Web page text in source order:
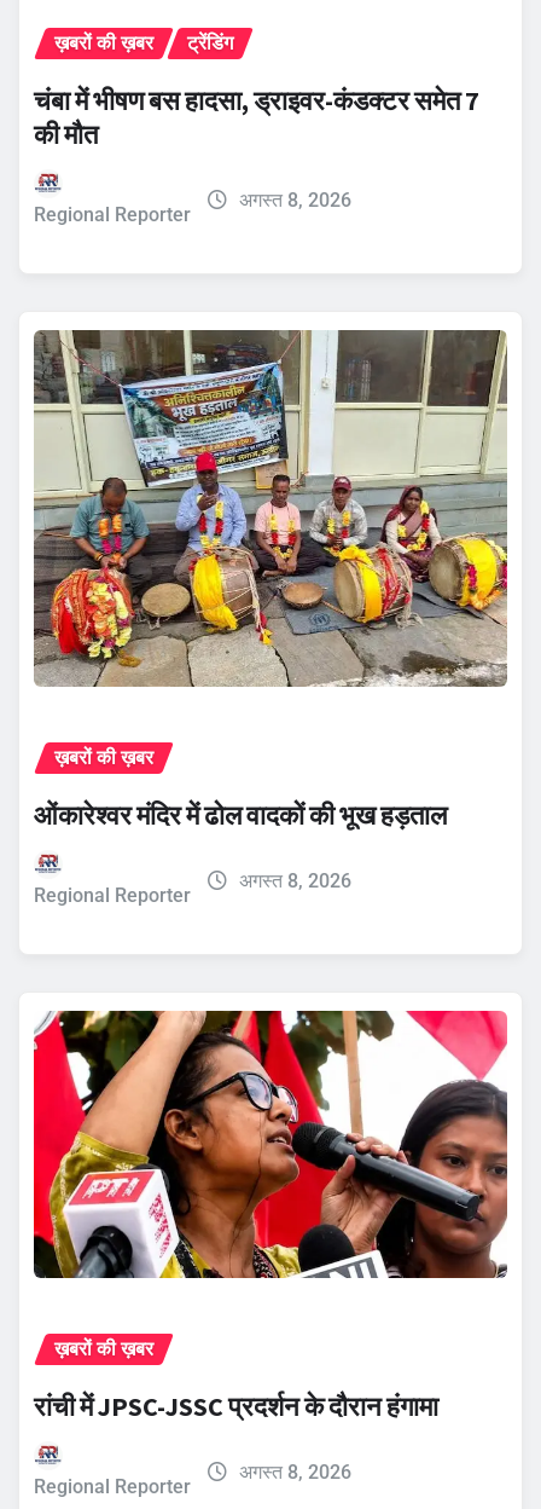
ख़बरों की ख़बर ट्रेंडिंग
चंबा में भीषण बस हादसा, ड्राइवर-कंडक्टर समेत 7
की मौत
Regional Reporter
अगस्त 8, 2026
ख़बरों की ख़बर
ओंकारेश्वर मंदिर में ढोल वादकों की भूख हड़ताल
Regional Reporter
अगस्त 8, 2026
ख़बरों की ख़बर
रांची में JPSC-JSSC प्रदर्शन के दौरान हंगामा
Regional Reporter
अगस्त 8, 2026